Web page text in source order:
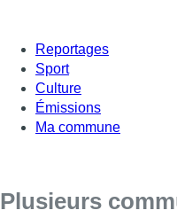
Reportages
Sport
Culture
Émissions
Ma commune
Plusieurs